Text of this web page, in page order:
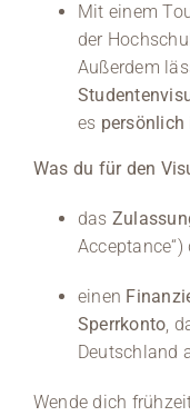
Mit einem
der
Außerdem
es
Was du für den
das
einen
Sperrkonto,
Deutschland
Wende dich